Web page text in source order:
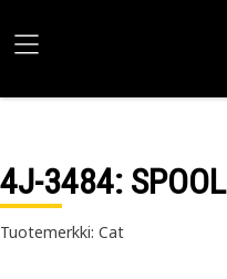
4J-3484: SPOOL
Tuotemerkki: Cat